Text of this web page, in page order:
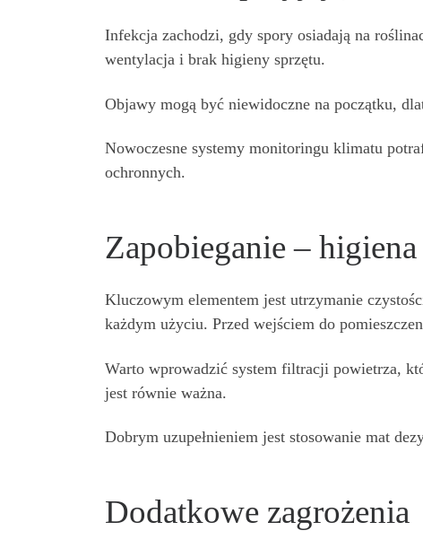
Infekcja zachodzi, gdy spory osiadają na
wentylacja i brak higieny sprzętu.
Objawy mogą być niewidoczne na początku,
Nowoczesne systemy monitoringu klimatu
ochronnych.
Zapobieganie –
Kluczowym elementem jest utrzymanie
każdym użyciu. Przed wejściem do
Warto wprowadzić system filtracji powietrza,
jest równie ważna.
Dobrym uzupełnieniem jest stosowanie mat
Dodatkowe zagrożenia